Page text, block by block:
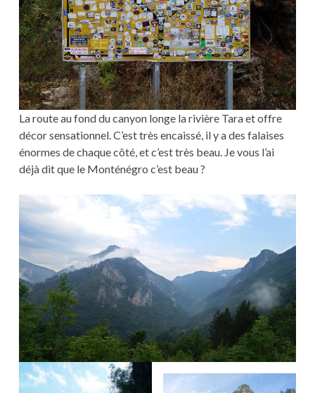
La route au fond du canyon longe la rivière Tara et offre
décor sensationnel. C’est très encaissé, il y a des falaises
énormes de chaque côté, et c’est très beau. Je vous l’ai
déjà dit que le Monténégro c’est beau ?